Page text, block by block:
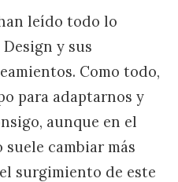
leído todo lo
y sus
Como todo,
para adaptarnos y
aunque en el
suele cambiar más
surgimiento de este